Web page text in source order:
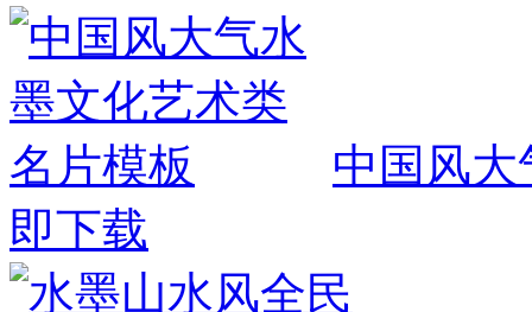
中国风
即下载